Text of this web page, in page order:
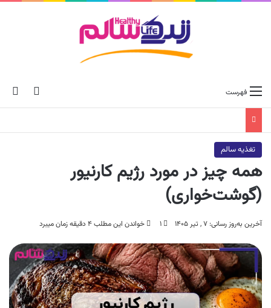
skin فهرست
تغذیه سالم
همه چیز در مورد رژیم کارنیور
(گوشت‌خواری)
آخرین به‌روز رسانی: ۷ , تیر ۱۴۰۵ ۱ خواندن این مطلب ۴ دقیقه زمان میبرد